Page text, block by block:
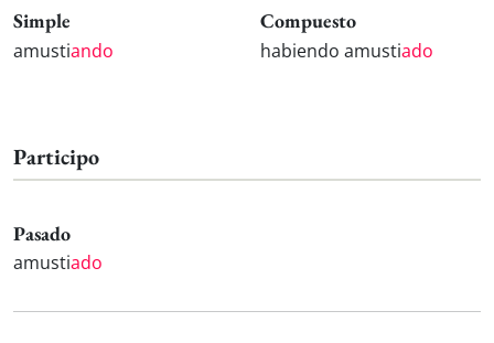
Simple
amustiando
Compuesto
habiendo amustiado
Participo
Pasado
amustiado